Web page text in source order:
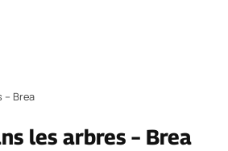
– Brea
les arbres – Brea